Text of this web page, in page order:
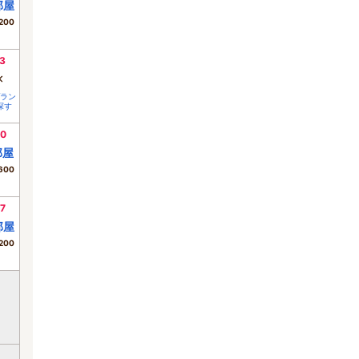
屋
ン
す
屋
屋